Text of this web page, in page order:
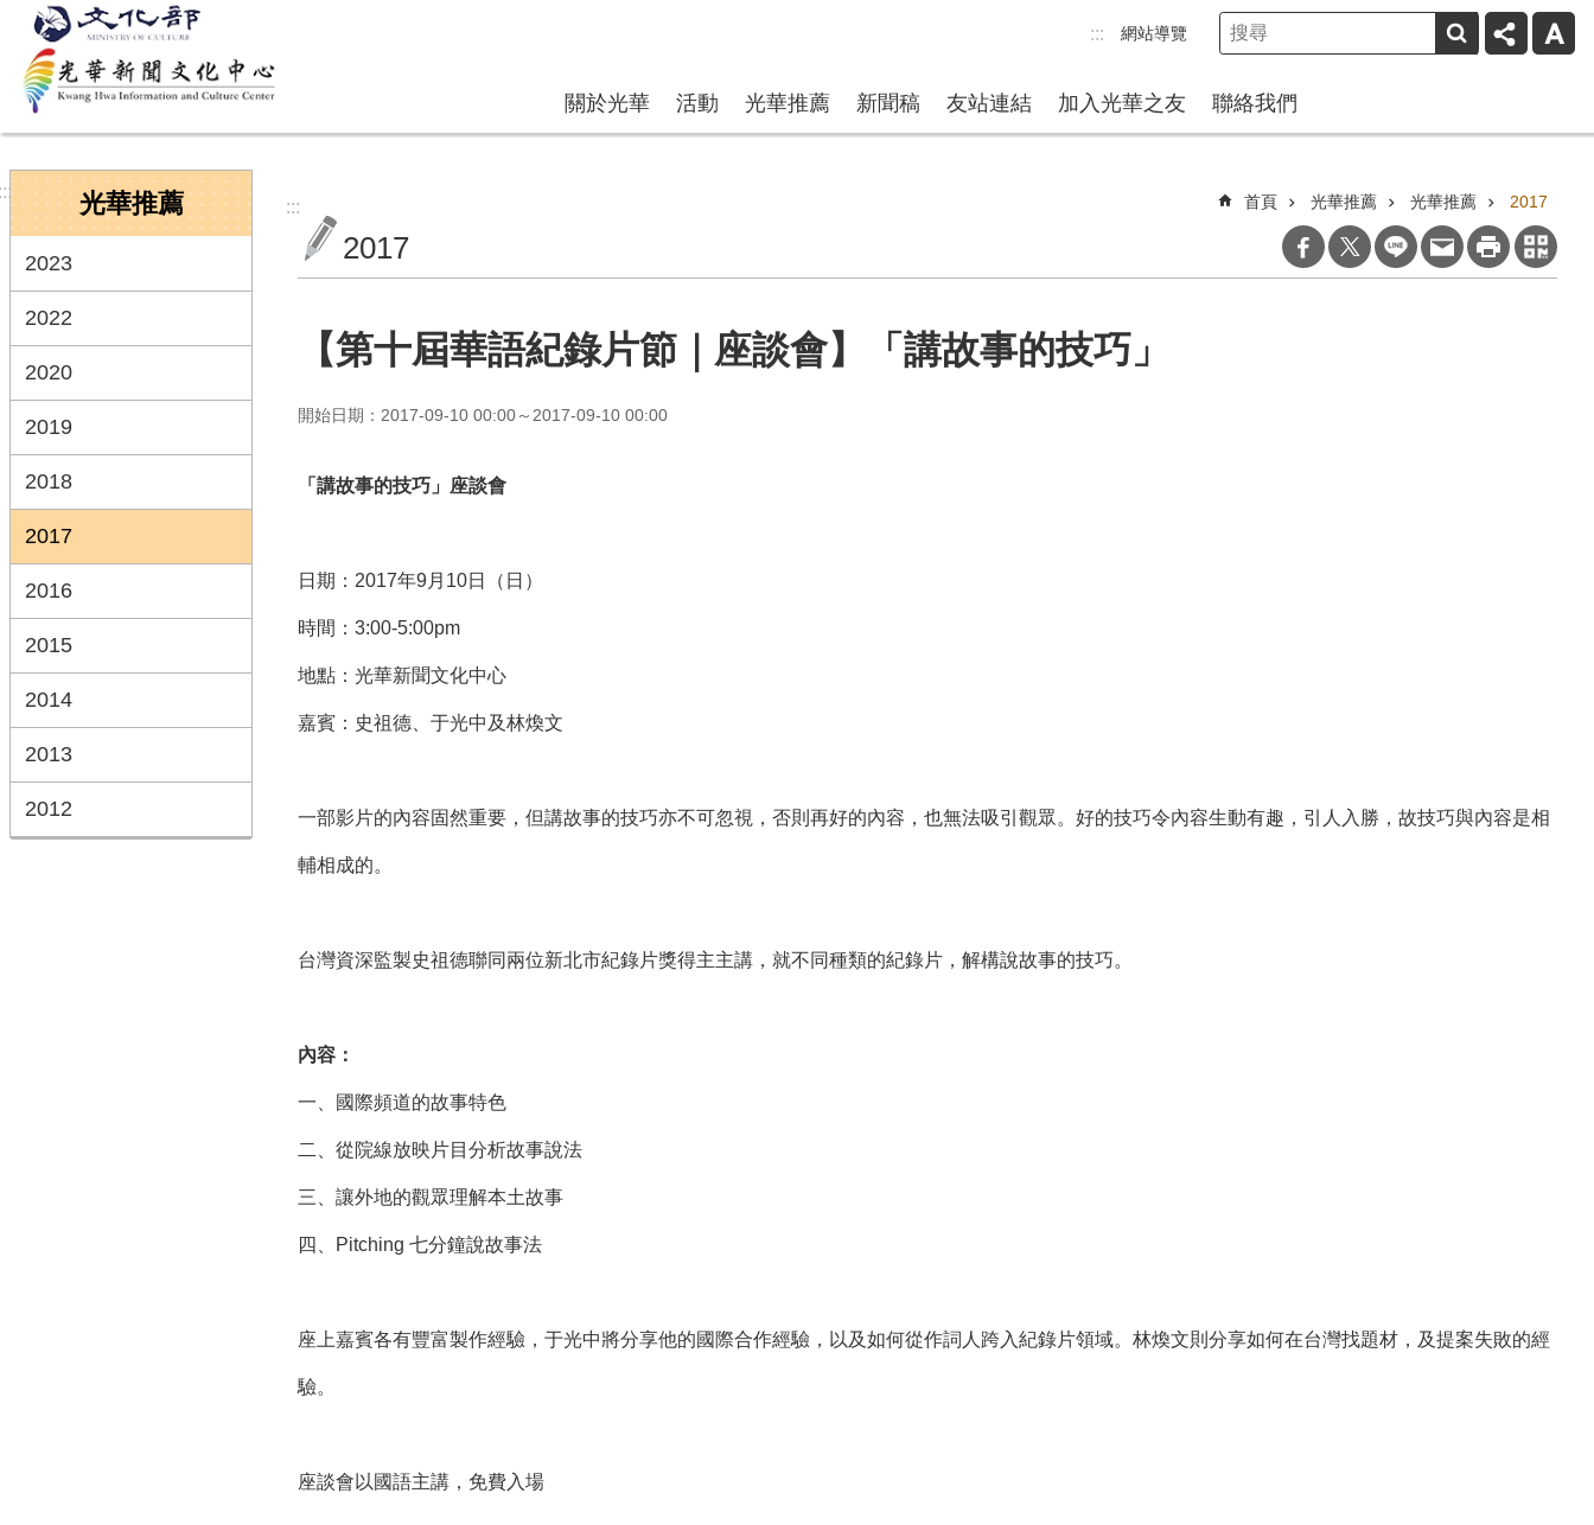
跳到主要內容區塊
::: 網站導覽
關於光華 活動 光華推薦 新聞稿 友站連結 加入光華之友 聯絡我們
光華推薦
2023
2022
2020
2019
2018
2017
2016
2015
2014
2013
2012
::: 首頁 光華推薦 光華推薦 2017
2017
【第十屆華語紀錄片節｜座談會】「講故事的技巧」
開始日期：2017-09-10 00:00～2017-09-10 00:00
「 講故事的技巧 」座談會
日期：2017年9月10日（日）
時間：3:00-5:00pm
地點：光華新聞文化中心
嘉賓：史祖德、于光中及林煥文
一部影片的內容固然重要，但講故事的技巧亦不可忽視，否則再好的內容，也無法吸引觀眾。好的技巧令內容生動有趣，引人入勝，故技巧與內容是相
輔相成的。
台灣資深監製史祖德聯同兩位新北市紀錄片獎得主主講，就不同種類的紀錄片，解構說故事的技巧。
內容：
一、國際頻道的故事特色
二、從院線放映片目分析故事說法
三、讓外地的觀眾理解本土故事
四、Pitching 七分鐘說故事法
座上嘉賓各有豐富製作經驗，于光中將分享他的國際合作經驗，以及如何從作詞人跨入紀錄片領域。林煥文則分享如何在台灣找題材，及提案失敗的經
驗。
座談會以國語主講，免費入場